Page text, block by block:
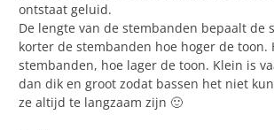
ontstaat geluid.
De lengte van de stembanden bepaalt de
korter de stembanden hoe hoger de toon.
stembanden, hoe lager de toon. Klein is
dan dik en groot zodat bassen het niet
ze altijd te langzaam zijn 🙂